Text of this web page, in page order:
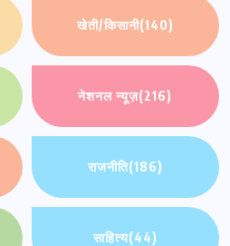
खेती/किसानी(140)
नेशनल न्यूज़(216)
राजनीति(186)
साहित्य(44)